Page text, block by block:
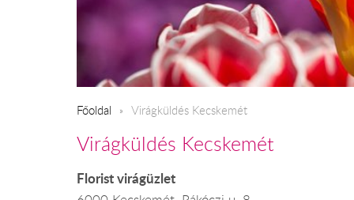
Főoldal Virágküldés Kecskemét
Virágküldés Kecskemét
Florist virágüzlet